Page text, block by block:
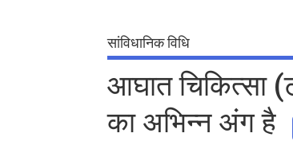
सांविधानिक विधि
आघात चिकित्सा
का अभिन्न अंग है